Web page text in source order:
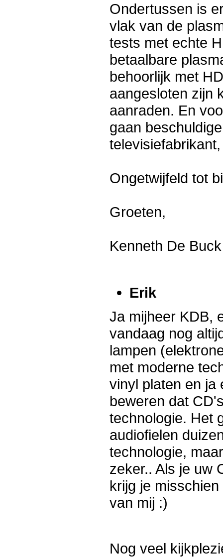
Ondertussen is
vlak van de
tests met echte
betaalbare
behoorlijk met
aangesloten zijn
aanraden. En
gaan
Ongetwijfeld tot
Groeten,
Kenneth De Buck
Erik
Ja mijheer KDB,
vandaag nog
lampen
met moderne
vinyl platen en ja
beweren dat
technologie. Het
audiofielen
technologie,
zeker.. Als je uw
krijg je
van mij :)
Nog veel